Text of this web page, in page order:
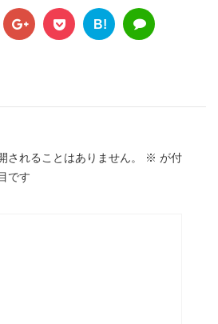
B!
されることはありません。 ※ が付
です